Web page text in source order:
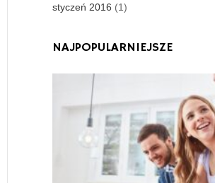
styczeń 2016 (1)
NAJPOPULARNIEJSZE